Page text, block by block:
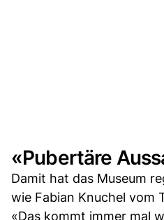
«Pubertäre
Damit hat das Museum
wie Fabian Knuchel vom
«Das kommt immer mal